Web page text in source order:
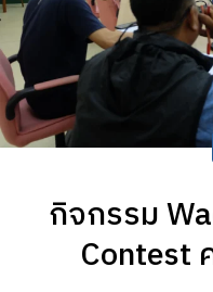
กิจกรรม
Contest